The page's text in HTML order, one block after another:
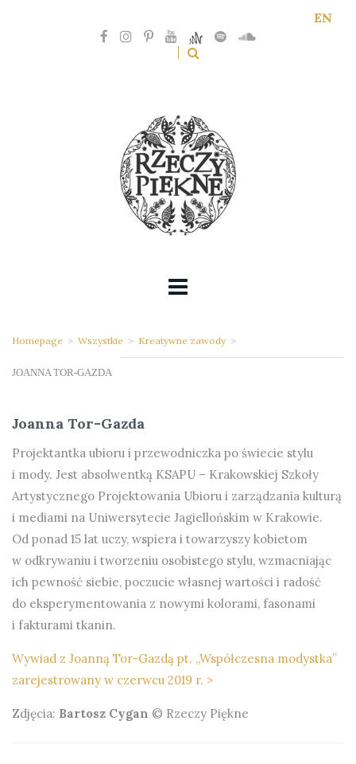
EN
Homepage > Wszystkie > Kreatywne zawody >
JOANNA TOR-GAZDA
Joanna Tor-Gazda
Projektantka ubioru i przewodniczka po świecie stylu
i mody. Jest absolwentką KSAPU – Krakowskiej Szkoły
Artystycznego Projektowania Ubioru i zarządzania kulturą
i mediami na Uniwersytecie Jagiellońskim w Krakowie.
Od ponad 15 lat uczy, wspiera i towarzyszy kobietom
w odkrywaniu i tworzeniu osobistego stylu, wzmacniając
ich pewność siebie, poczucie własnej wartości i radość
do eksperymentowania z nowymi kolorami, fasonami
i fakturami tkanin.
Wywiad z Joanną Tor-Gazdą pt. „Współczesna modystka”
zarejestrowany w czerwcu 2019 r. >
Zdjęcia: Bartosz Cygan © Rzeczy Piękne